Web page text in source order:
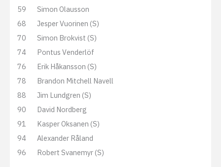
59
Simon Olausson
68
Jesper Vuorinen (S)
70
Simon Brokvist (S)
74
Pontus Venderlöf
76
Erik Håkansson (S)
78
Brandon Mitchell Navell
88
Jim Lundgren (S)
90
David Nordberg
91
Kasper Oksanen (S)
94
Alexander Råland
96
Robert Svanemyr (S)